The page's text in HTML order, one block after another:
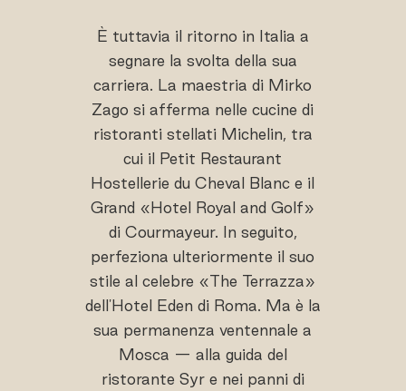
È tuttavia il ritorno in Italia a
segnare la svolta della sua
carriera. La maestria di Mirko
Zago si afferma nelle cucine di
ristoranti stellati Michelin, tra
cui il Petit Restaurant
Hostellerie du Cheval Blanc e il
Grand «Hotel Royal and Golf»
di Courmayeur. In seguito,
perfeziona ulteriormente il suo
stile al celebre «The Terrazza»
dell'Hotel Eden di Roma. Ma è la
sua permanenza ventennale a
Mosca — alla guida del
ristorante Syr e nei panni di